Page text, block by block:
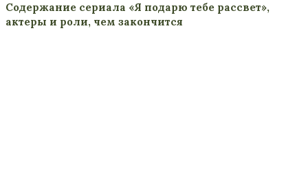
Содержание сериала «Я подарю тебе рассвет»,
актеры и роли, чем закончится